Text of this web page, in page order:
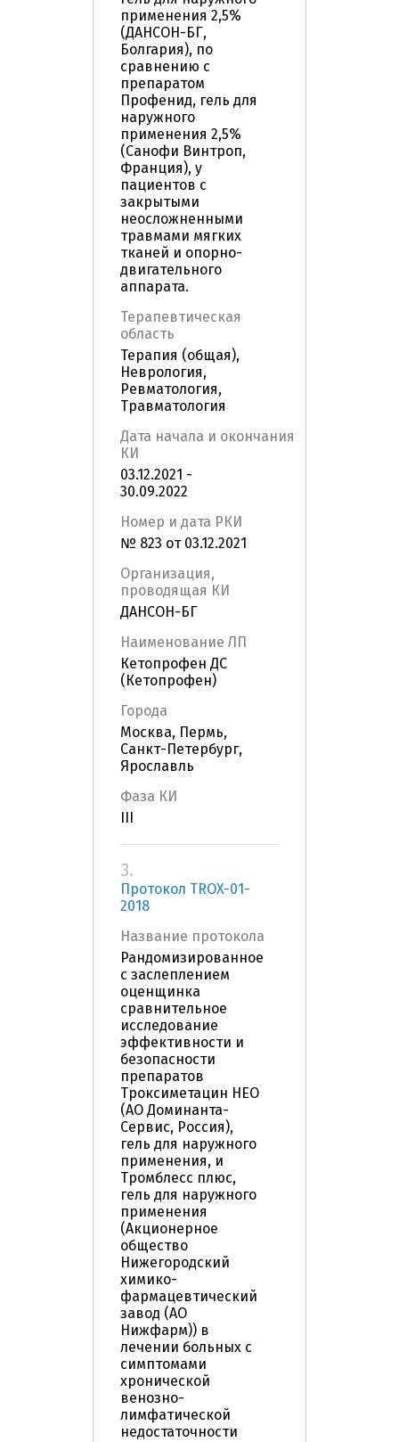
применения 2,5%
(ДАНСОН-БГ,
Болгария), по
сравнению с
препаратом
Профенид, гель для
наружного
применения 2,5%
(Санофи Винтроп,
Франция), у
пациентов с
закрытыми
неосложненными
травмами мягких
тканей и опорно-
двигательного
аппарата.
Терапевтическая
область
Терапия (общая),
Неврология,
Ревматология,
Травматология
Дата начала и окончания
КИ
03.12.2021 -
30.09.2022
Номер и дата РКИ
№ 823 от 03.12.2021
Организация,
проводящая КИ
ДАНСОН-БГ
Наименование ЛП
Кетопрофен ДС
(Кетопрофен)
Города
Москва, Пермь,
Санкт-Петербург,
Ярославль
Фаза КИ
3.
Протокол TROX-01-
2018
Название протокола
Рандомизированное
с заслеплением
оценщинка
сравнительное
исследование
эффективности и
безопасности
препаратов
Троксиметацин НЕО
(АО Доминанта-
Сервис, Россия),
гель для наружного
применения, и
Тромблесс плюс,
гель для наружного
применения
(Акционерное
общество
Нижегородский
химико-
фармацевтический
завод (АО
Нижфарм)) в
лечении больных с
симптомами
хронической
венозно-
лимфатической
недостаточности